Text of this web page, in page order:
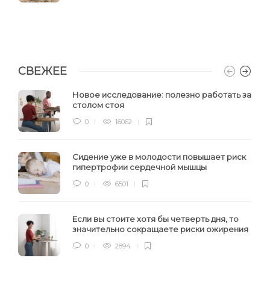
СВЕЖЕЕ
Новое исследование: полезно работать за
столом стоя
0 16062
Сидение уже в молодости повышает риск
гипертрофии сердечной мышцы
0 6501
Если вы стоите хотя бы четверть дня, то
значительно сокращаете риски ожирения
0 2894